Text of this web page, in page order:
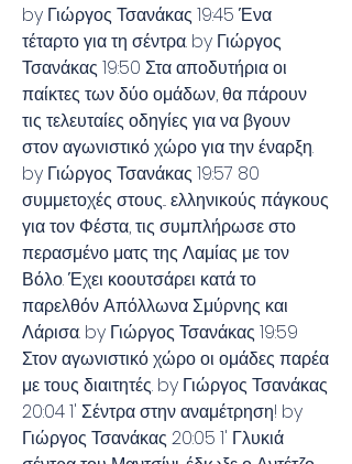
by Γιώργος Τσανάκας 19:45 Ένα
τέταρτο για τη σέντρα. by Γιώργος
Τσανάκας 19:50 Στα αποδυτήρια οι
παίκτες των δύο ομάδων, θα πάρουν
τις τελευταίες οδηγίες για να βγουν
στον αγωνιστικό χώρο για την έναρξη.
by Γιώργος Τσανάκας 19:57 80
συμμετοχές στους... ελληνικούς πάγκους
για τον Φέστα, τις συμπλήρωσε στο
περασμένο ματς της Λαμίας με τον
Βόλο. Έχει κοουτσάρει κατά το
παρελθόν Απόλλωνα Σμύρνης και
Λάρισα. by Γιώργος Τσανάκας 19:59
Στον αγωνιστικό χώρο οι ομάδες παρέα
με τους διαιτητές. by Γιώργος Τσανάκας
20:04 1' Σέντρα στην αναμέτρηση! by
Γιώργος Τσανάκας 20:05 1' Γλυκιά